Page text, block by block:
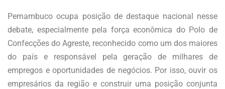
Pernambuco ocupa posição de destaque nacional nesse
debate, especialmente pela força econômica do Polo de
Confecções do Agreste, reconhecido como um dos maiores
do país e responsável pela geração de milhares de
empregos e oportunidades de negócios. Por isso, ouvir os
empresários da região e construir uma posição conjunta